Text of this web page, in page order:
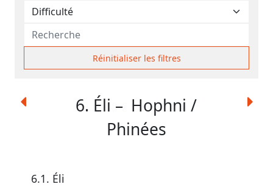
Réinitialiser les filtres
6. Éli – Hophni /
Phinées
6.1. Éli
une